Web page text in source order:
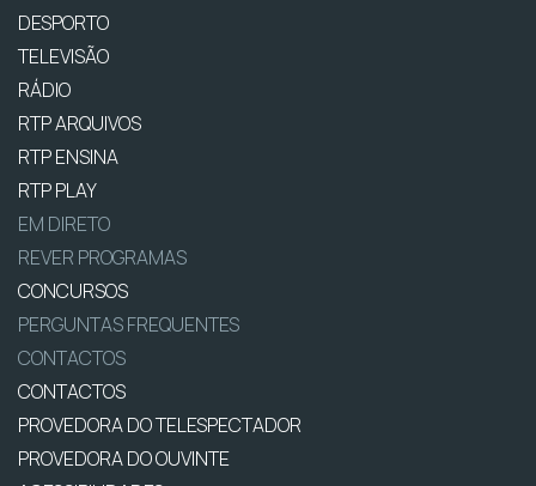
DESPORTO
TELEVISÃO
RÁDIO
RTP ARQUIVOS
RTP ENSINA
RTP PLAY
EM DIRETO
REVER PROGRAMAS
CONCURSOS
PERGUNTAS FREQUENTES
CONTACTOS
CONTACTOS
PROVEDORA DO TELESPECTADOR
PROVEDORA DO OUVINTE